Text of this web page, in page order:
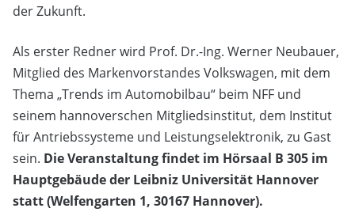
der Zukunft.
Als erster Redner wird Prof. Dr.-Ing. Werner Neubauer,
Mitglied des Markenvorstandes Volkswagen, mit dem
Thema „Trends im Automobilbau“ beim NFF und
seinem hannoverschen Mitgliedsinstitut, dem Institut
für Antriebssysteme und Leistungselektronik, zu Gast
sein. Die Veranstaltung findet im Hörsaal B 305 im
Hauptgebäude der Leibniz Universität Hannover
statt (Welfengarten 1, 30167 Hannover).